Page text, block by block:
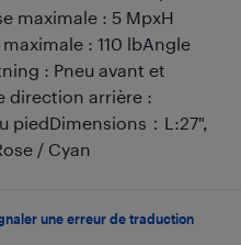
maximale : 5 MpxH
: 110 lbAngle
: Pneu avant et
direction arrière :
piedDimensions：L:27",
/ Cyan
une erreur de traduction